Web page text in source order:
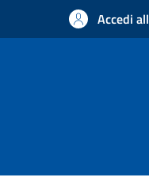
Accedi